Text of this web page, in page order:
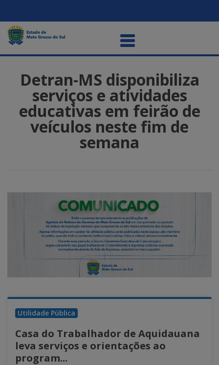
Detran-MS disponibiliza
serviços e atividades
educativas em feirão de
veículos neste fim de
semana
Utilidade Pública
Casa do Trabalhador de Aquidauana
leva serviços e orientações ao
program...